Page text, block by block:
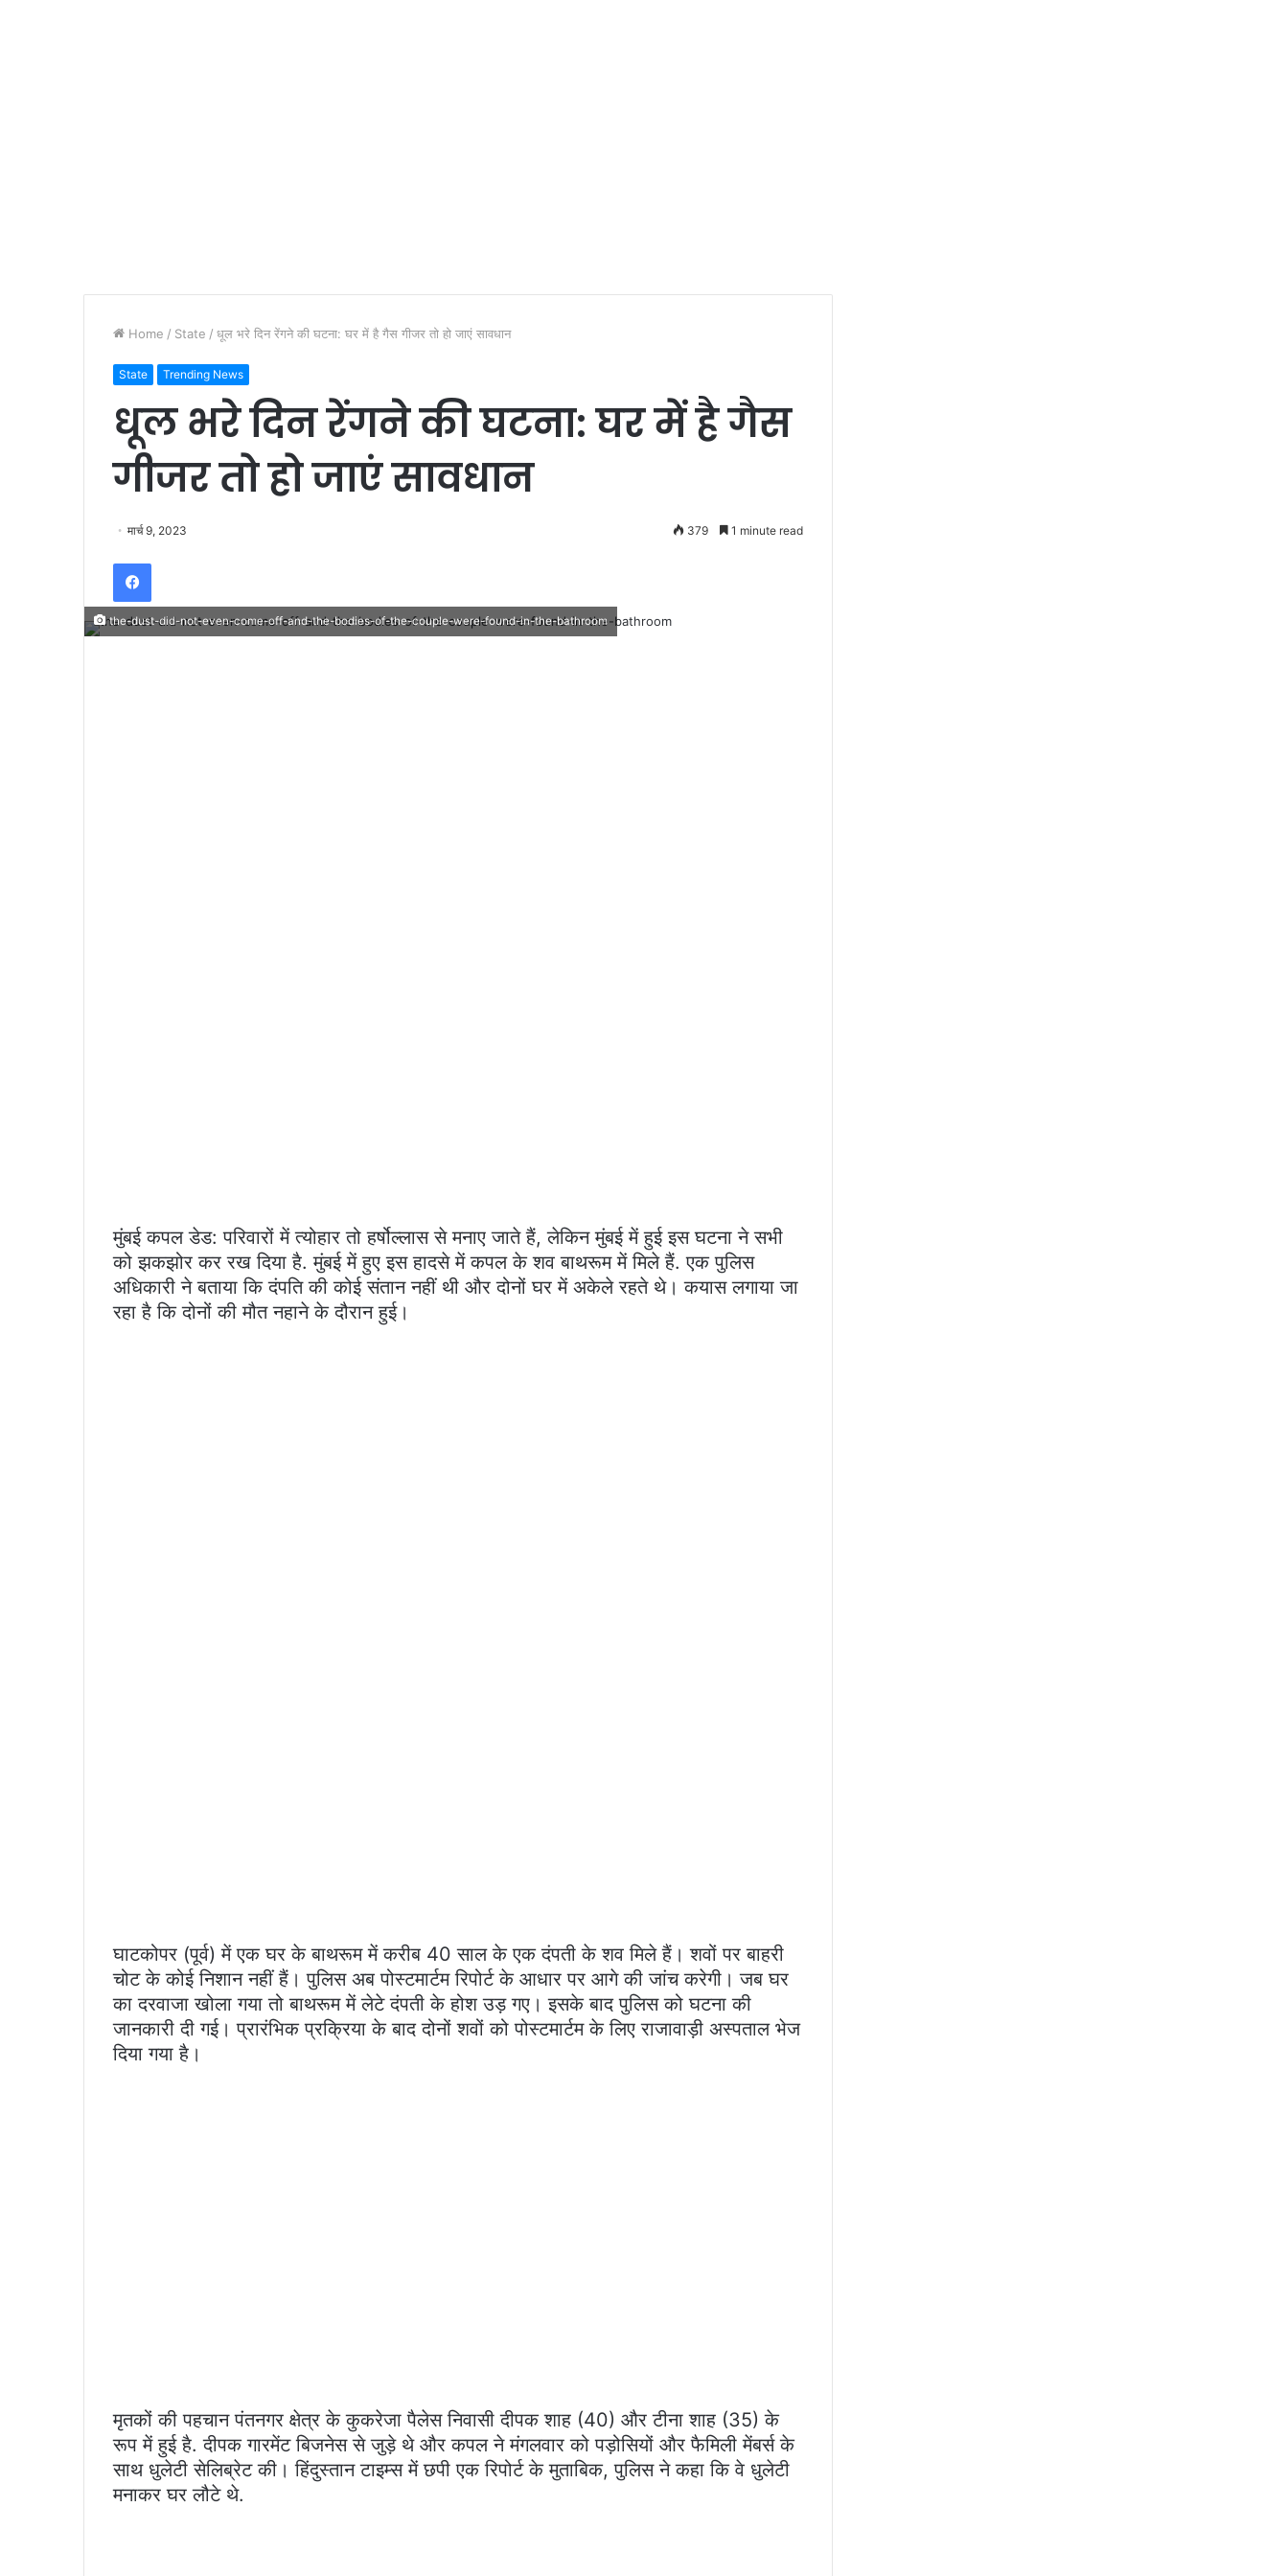
Home / State / धूल भरे दिन रेंगने की घटना: घर में है गैस गीजर तो हो जाएं सावधान
State Trending News
धूल भरे दिन रेंगने की घटना: घर में है गैस
गीजर तो हो जाएं सावधान
मार्च 9, 2023 379 1 minute read
the-dust-did-not-even-come-off-and-the-bodies-of-the-couple-were-found-in-the-bathroom
मुंबई कपल डेड: परिवारों में त्योहार तो हर्षोल्लास से मनाए जाते हैं, लेकिन मुंबई में हुई इस घटना ने सभी
को झकझोर कर रख दिया है. मुंबई में हुए इस हादसे में कपल के शव बाथरूम में मिले हैं. एक पुलिस
अधिकारी ने बताया कि दंपति की कोई संतान नहीं थी और दोनों घर में अकेले रहते थे। कयास लगाया जा
रहा है कि दोनों की मौत नहाने के दौरान हुई।
घाटकोपर (पूर्व) में एक घर के बाथरूम में करीब 40 साल के एक दंपती के शव मिले हैं। शवों पर बाहरी
चोट के कोई निशान नहीं हैं। पुलिस अब पोस्टमार्टम रिपोर्ट के आधार पर आगे की जांच करेगी। जब घर
का दरवाजा खोला गया तो बाथरूम में लेटे दंपती के होश उड़ गए। इसके बाद पुलिस को घटना की
जानकारी दी गई। प्रारंभिक प्रक्रिया के बाद दोनों शवों को पोस्टमार्टम के लिए राजावाड़ी अस्पताल भेज
दिया गया है।
मृतकों की पहचान पंतनगर क्षेत्र के कुकरेजा पैलेस निवासी दीपक शाह (40) और टीना शाह (35) के
रूप में हुई है. दीपक गारमेंट बिजनेस से जुड़े थे और कपल ने मंगलवार को पड़ोसियों और फैमिली मेंबर्स के
साथ धुलेटी सेलिब्रेट की। हिंदुस्तान टाइम्स में छपी एक रिपोर्ट के मुताबिक, पुलिस ने कहा कि वे धुलेटी
मनाकर घर लौटे थे.